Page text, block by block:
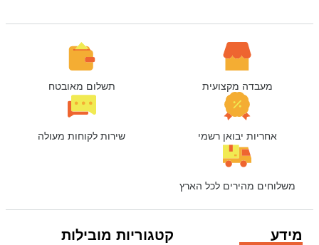
מעבדה מקצועית תשלום מאובטח
אחריות יבואן רשמי שירות לקוחות מעולה
משלוחים מהירים לכל הארץ
מידע קטגוריות מובילות